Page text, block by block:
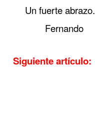
Un fuerte abrazo.
Fernando
Siguiente artículo: